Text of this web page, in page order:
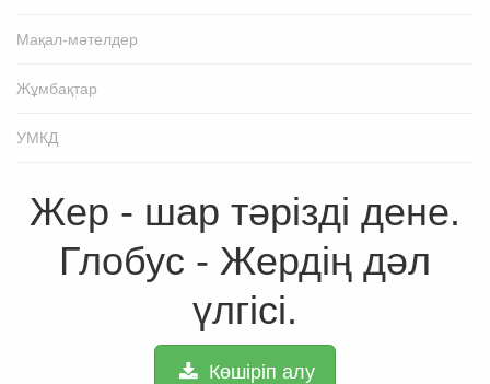
Мақал-мәтелдер
Жұмбақтар
УМКД
Жер - шар тәрізді дене.
Глобус - Жердің дәл
үлгісі.
Көшіріп алу